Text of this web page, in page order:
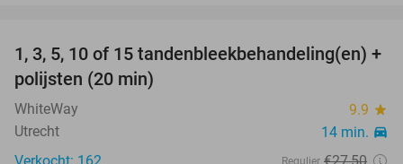
64%
1, 3, 5, 10 of 15 tandenbleekbehandeling(en) +
polijsten (20 min)
WhiteWay 9.9 star
Utrecht 14 min. directions_car
Regulier